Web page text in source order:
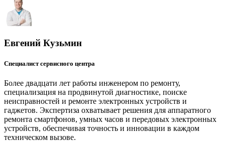
Евгений Кузьмин
Специалист сервисного центра
Более двадцати лет работы инженером по ремонту,
специализация на продвинутой диагностике, поиске
неисправностей и ремонте электронных устройств и
гаджетов. Экспертиза охватывает решения для аппаратного
ремонта смартфонов, умных часов и передовых электронных
устройств, обеспечивая точность и инновации в каждом
техническом вызове.